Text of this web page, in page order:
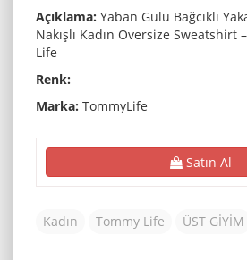
Açıklama: Yaban Gülü Bağcıklı
Nakışlı Kadın Oversize Sweatshirt
Life
Renk:
Marka: TommyLife
Satın Al
Kadın Tommy Life ÜST GİYİM